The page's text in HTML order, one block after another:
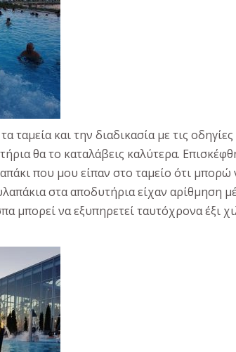
και την διαδικασία με τις
θα το καταλάβεις καλύτερα.
που μου είπαν στο ταμείο ότι
στα αποδυτήρια είχαν αρίθμηση
μπορεί να εξυπηρετεί ταυτόχρονα έξι